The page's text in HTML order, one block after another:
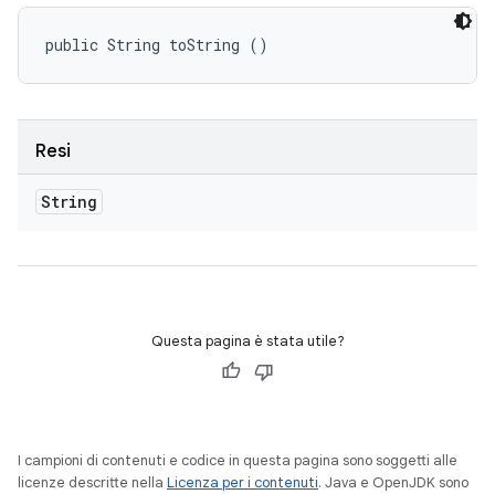
public String toString ()
Resi
String
Questa pagina è stata utile?
I campioni di contenuti e codice in questa pagina sono soggetti alle
licenze descritte nella Licenza per i contenuti. Java e OpenJDK sono